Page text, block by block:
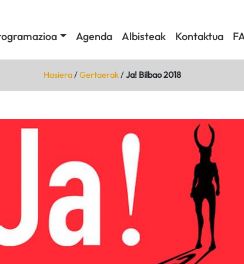
Agenda Albisteak Kontaktua
Hasiera/Gertaerak/Ja! Bilbao 2018